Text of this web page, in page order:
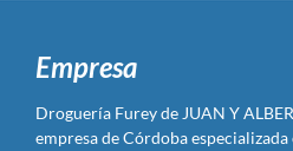
Empresa
Droguería Furey de JUAN Y
empresa de Córdoba